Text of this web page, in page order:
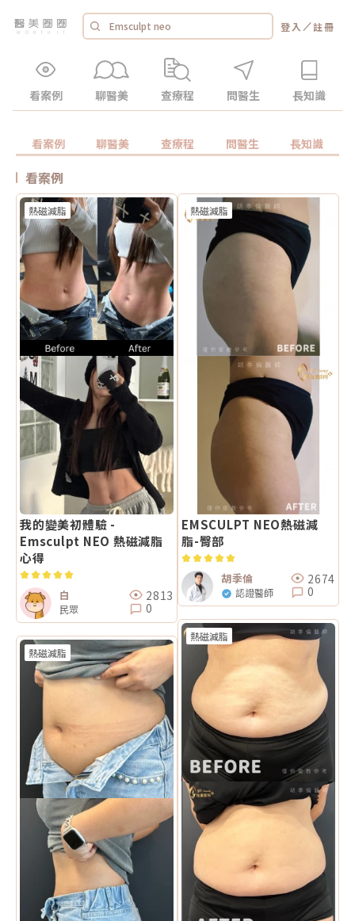
登入 ／註冊
看案例 聊醫美 查療程 問醫生 長知識
看案例 聊醫美 查療程 問醫生 長知識
看案例
熱磁減脂
我的變美初體驗 -
Emsculpt NEO 熱磁減脂
心得
白
民眾
2813
0
熱磁減脂
熱磁減脂
EMSCULPT NEO熱磁減
脂-臀部
胡季倫
認證醫師
2674
0
熱磁減脂